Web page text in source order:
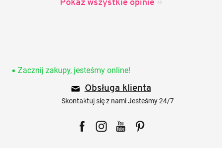
Zacznij zakupy, jesteśmy online!
Obsługa klienta
Skontaktuj się z nami Jesteśmy 24/7